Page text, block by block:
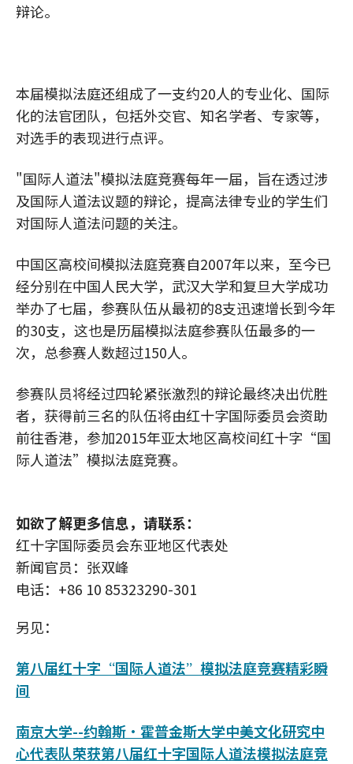
辩论。
本届模拟法庭还组成了一支约20人的专业化、国际
化的法官团队，包括外交官、知名学者、专家等，
对选手的表现进行点评。
"国际人道法"模拟法庭竞赛每年一届，旨在透过涉
及国际人道法议题的辩论，提高法律专业的学生们
对国际人道法问题的关注。
中国区高校间模拟法庭竞赛自2007年以来，至今已
经分别在中国人民大学，武汉大学和复旦大学成功
举办了七届，参赛队伍从最初的8支迅速增长到今年
的30支，这也是历届模拟法庭参赛队伍最多的一
次，总参赛人数超过150人。
参赛队员将经过四轮紧张激烈的辩论最终决出优胜
者，获得前三名的队伍将由红十字国际委员会资助
前往香港，参加2015年亚太地区高校间红十字“国
际人道法”模拟法庭竞赛。
如欲了解更多信息，请联系：
红十字国际委员会东亚地区代表处
新闻官员：张双峰
电话：+86 10 85323290-301
另见：
第八届红十字“国际人道法”模拟法庭竞赛精彩瞬
间
南京大学--约翰斯•霍普金斯大学中美文化研究中
心代表队荣获第八届红十字国际人道法模拟法庭竞